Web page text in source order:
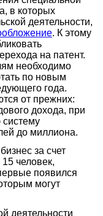
в которых
деятельности,
. К этому
на патент.
необходимо
по новым
года.
от прежних:
дохода, при
систему
до миллиона.
за счет
человек,
появился
могут
деятельности